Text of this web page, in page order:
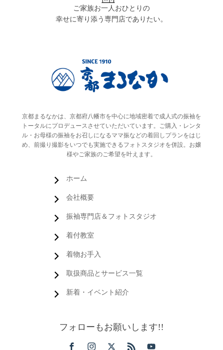
ご家族お一人おひとりの
幸せに寄り添う専門店でありたい。
京都まるなかは、京都府八幡市を中心に地域密着で成人式の振袖を
トータルにプロデュースさせていただいています。ご購入・レンタ
ル・お母様の振袖をお召しになるママ振などの着回しプランをはじ
め、前撮り撮影をいつでも実施できるフォトスタジオを併設。お嬢
様やご家族のご希望を叶えます。
ホーム
会社概要
振袖専門店＆フォトスタジオ
着付教室
着物お手入
取扱商品とサービス一覧
新着・イベント紹介
フォローもお願いします!!